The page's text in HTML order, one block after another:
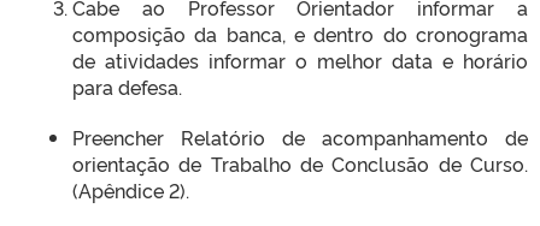
Cabe ao Professor Orientador informar a
composição da banca, e dentro do cronograma
de atividades informar o melhor data e horário
para defesa.
Preencher Relatório de acompanhamento de
orientação de Trabalho de Conclusão de Curso.
(Apêndice 2).